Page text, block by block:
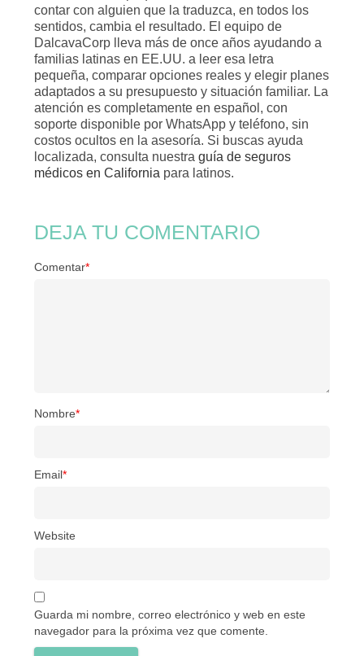
contar con alguien que la traduzca, en todos los
sentidos, cambia el resultado. El equipo de
DalcavaCorp lleva más de once años ayudando a
familias latinas en EE.UU. a leer esa letra
pequeña, comparar opciones reales y elegir planes
adaptados a su presupuesto y situación familiar. La
atención es completamente en español, con
soporte disponible por WhatsApp y teléfono, sin
costos ocultos en la asesoría. Si buscas ayuda
localizada, consulta nuestra guía de seguros
médicos en California para latinos.
DEJA TU COMENTARIO
Comentar*
Nombre*
Email*
Website
Guarda mi nombre, correo electrónico y web en este
navegador para la próxima vez que comente.